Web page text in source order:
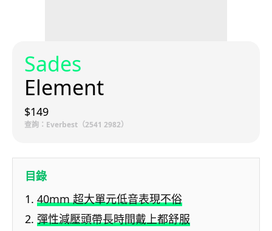
Sades
Element
$149
查詢：Everbest（2541 2982）
目錄
40mm 超大單元低音表現不俗
彈性減壓頭帶長時間戴上都舒服